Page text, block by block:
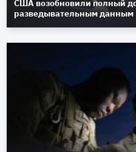
США возобновили полный
разведывательным данным